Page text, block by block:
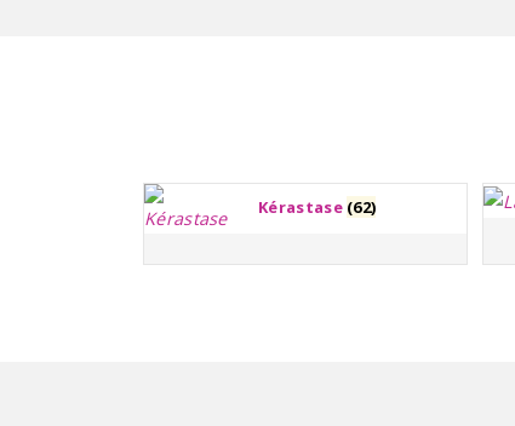
Kérastase (62)